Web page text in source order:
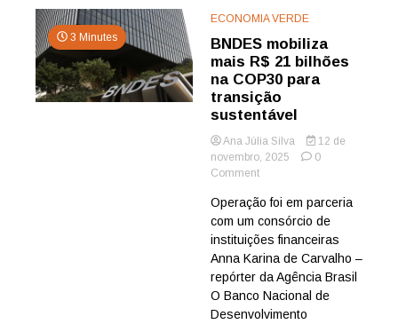
3 Minutes
ECONOMIA VERDE
BNDES mobiliza
mais R$ 21 bilhões
na COP30 para
transição
sustentável
Ana Júlia Silva
12 de
novembro, 2025
0
Commenton
mobiliza
mais
R$
21
na
COP30
para
Operação foi em parceria
com um consórcio de
instituições financeiras
Anna Karina de Carvalho –
repórter da Agência Brasil
O Banco Nacional de
Desenvolvimento